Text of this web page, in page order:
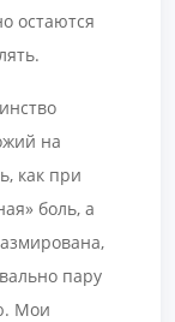
остаются
на
как при
боль, а
пару
Мои